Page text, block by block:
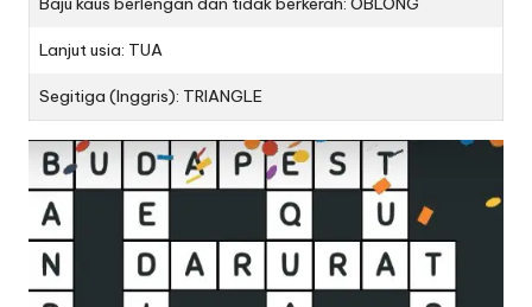
Lanjut usia: TUA
Segitiga (Inggris): TRIANGLE